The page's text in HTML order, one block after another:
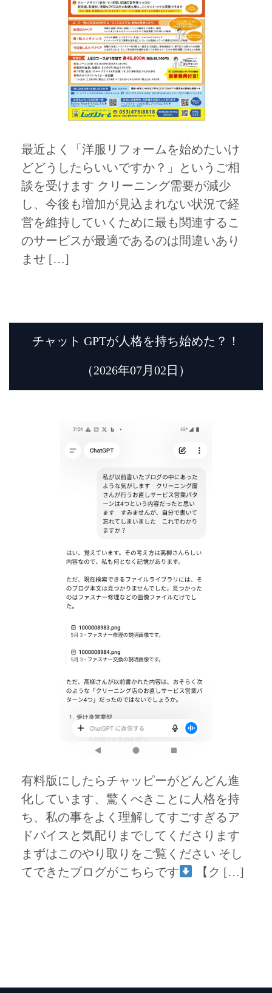
最近よく「洋服リフォームを始めたいけ
どどうしたらいいですか？」というご相
談を受けます クリーニング需要が減少
し、今後も増加が見込まれない状況で経
営を維持していくために最も関連するこ
のサービスが最適であるのは間違いあり
ませ […]
チャット GPTが人格を持ち始めた？！
（2026年07月02日）
有料版にしたらチャッピーがどんどん進
化しています、驚くべきことに人格を持
ち、私の事をよく理解してすごすぎるア
ドバイスと気配りまでしてくださります
まずはこのやり取りをご覧ください そし
てできたブログがこちらです
【ク […]